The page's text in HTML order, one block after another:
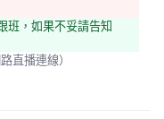
，如果不妥請告知
直播連線）